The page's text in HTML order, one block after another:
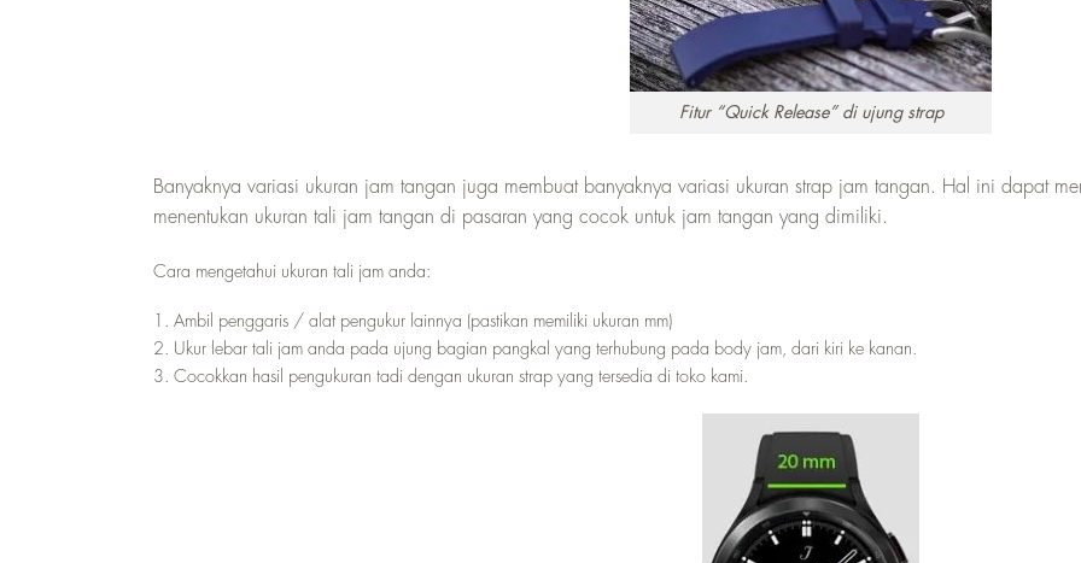
Fitur “Quick Release” di ujung strap
Banyaknya variasi ukuran jam tangan juga membuat banyaknya variasi ukuran strap jam tangan. Hal ini dapat
menentukan ukuran tali jam tangan di pasaran yang cocok untuk jam tangan yang dimiliki.
Cara mengetahui ukuran tali jam anda:
1. Ambil penggaris / alat pengukur lainnya (pastikan memiliki ukuran mm)
2. Ukur lebar tali jam anda pada ujung bagian pangkal yang terhubung pada body jam, dari kiri ke kanan.
3. Cocokkan hasil pengukuran tadi dengan ukuran strap yang tersedia di toko kami.